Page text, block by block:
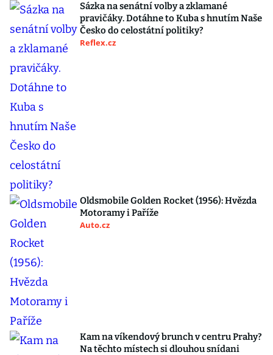
Sázka na senátní volby a zklamané
pravičáky. Dotáhne to Kuba s hnutím Naše
Česko do celostátní politiky?
Reflex.cz
Oldsmobile Golden Rocket (1956): Hvězda
Motoramy i Paříže
Auto.cz
Kam na víkendový brunch v centru Prahy?
Na těchto místech si dlouhou snídani